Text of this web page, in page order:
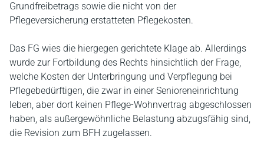
Grundfreibetrags sowie die nicht von der
Pflegeversicherung erstatteten Pflegekosten.
Das FG wies die hiergegen gerichtete Klage ab. Allerdings
wurde zur Fortbildung des Rechts hinsichtlich der Frage,
welche Kosten der Unterbringung und Verpflegung bei
Pflegebedürftigen, die zwar in einer Senioreneinrichtung
leben, aber dort keinen Pflege-Wohnvertrag abgeschlossen
haben, als außergewöhnliche Belastung abzugsfähig sind,
die Revision zum BFH zugelassen.